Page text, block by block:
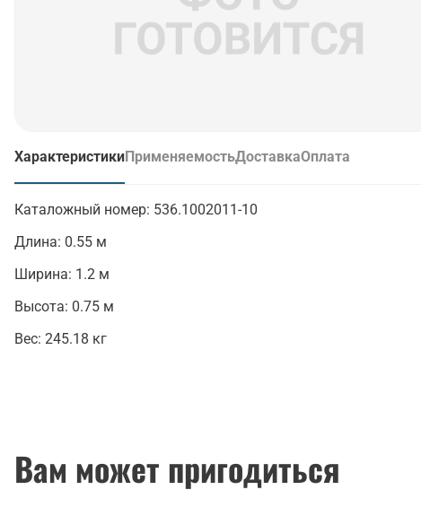
Характеристики
(активная вкладка)
ПрименяемостьДоставкаОплата
Каталожный номер: 536.1002011-10
Длина: 0.55 м
Ширина: 1.2 м
Высота: 0.75 м
Вес: 245.18 кг
Вам может пригодиться